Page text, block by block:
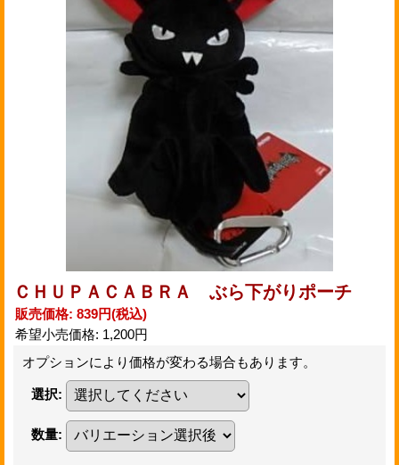
ＣＨＵＰＡＣＡＢＲＡ ぶら下がりポーチ
販売価格: 839円(税込)
希望小売価格: 1,200円
オプションにより価格が変わる場合もあります。
選択:
数量: